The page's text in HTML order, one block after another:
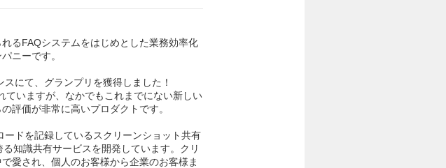
るFAQシステムをはじめとした業務効率化
ニーです。
にて、グランプリを獲得しました！
ていますが、なかでもこれまでにない新しい
評価が非常に高いプロダクトです。
ドを記録しているスクリーンショット共有
知識共有サービスを開発しています。クリ
愛され、個人のお客様から企業のお客様ま